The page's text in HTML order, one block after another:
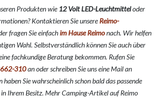
Produkten wie12 Volt LED-Leuchtmitteloder
Kontaktieren Sie unsereReimo-
fragen Sie einfachim Hause Reimonach. Wir helfen
Wahl. Selbstverständlich können Sie auch über
fachkundige Beratung bekommen. Rufen Sie
310an oder schreiben Sie uns eine Mail an
haben Sie wahrscheinlich schon bald das passende
Ihrem Besitz. Mehr Camping-Artikel auf Reimo